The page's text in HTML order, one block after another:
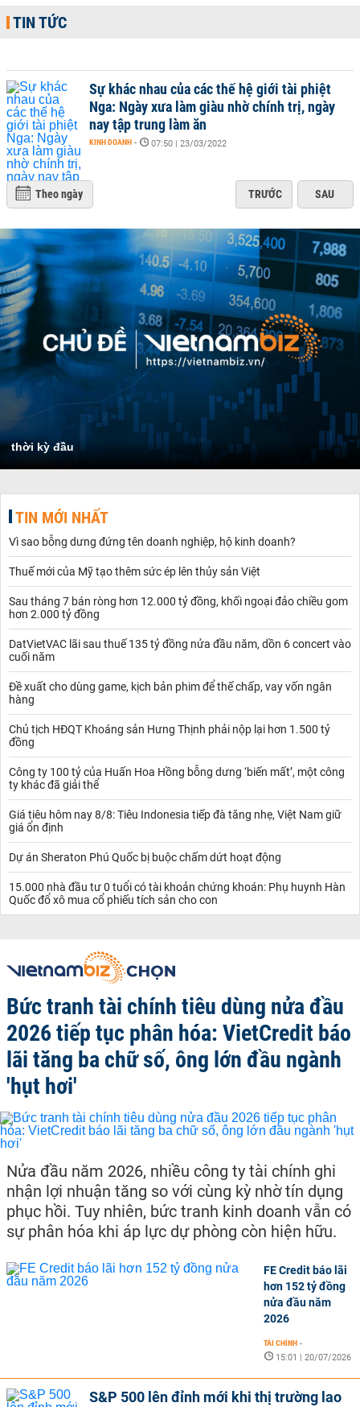
TIN TỨC
Sự khác nhau của các thế hệ giới tài phiệt
Nga: Ngày xưa làm giàu nhờ chính trị, ngày
nay tập trung làm ăn
KINH DOANH - 07:50 | 23/03/2022
Theo ngày TRƯỚC SAU
thời kỳ đầu
TIN MỚI NHẤT
Vì sao bỗng dưng đứng tên doanh nghiệp, hộ kinh doanh?
Thuế mới của Mỹ tạo thêm sức ép lên thủy sản Việt
Sau tháng 7 bán ròng hơn 12.000 tỷ đồng, khối ngoại đảo chiều gom
hơn 2.000 tỷ đồng
DatVietVAC lãi sau thuế 135 tỷ đồng nửa đầu năm, dồn 6 concert vào
cuối năm
Đề xuất cho dùng game, kịch bản phim để thế chấp, vay vốn ngân
hàng
Chủ tịch HĐQT Khoáng sản Hưng Thịnh phải nộp lại hơn 1.500 tỷ
đồng
Công ty 100 tỷ của Huấn Hoa Hồng bỗng dưng ‘biến mất’, một công
ty khác đã giải thể
Giá tiêu hôm nay 8/8: Tiêu Indonesia tiếp đà tăng nhẹ, Việt Nam giữ
giá ổn định
Dự án Sheraton Phú Quốc bị buộc chấm dứt hoạt động
15.000 nhà đầu tư 0 tuổi có tài khoản chứng khoán: Phụ huynh Hàn
Quốc đổ xô mua cổ phiếu tích sản cho con
Bức tranh tài chính tiêu dùng nửa đầu
2026 tiếp tục phân hóa: VietCredit báo
lãi tăng ba chữ số, ông lớn đầu ngành
'hụt hơi'
Nửa đầu năm 2026, nhiều công ty tài chính ghi
nhận lợi nhuận tăng so với cùng kỳ nhờ tín dụng
phục hồi. Tuy nhiên, bức tranh kinh doanh vẫn có
sự phân hóa khi áp lực dự phòng còn hiện hữu.
FE Credit báo lãi
hơn 152 tỷ đồng
nửa đầu năm
2026
TÀI CHÍNH -
15:01 | 20/07/2026
S&P 500 lên đỉnh mới khi thị trường lao